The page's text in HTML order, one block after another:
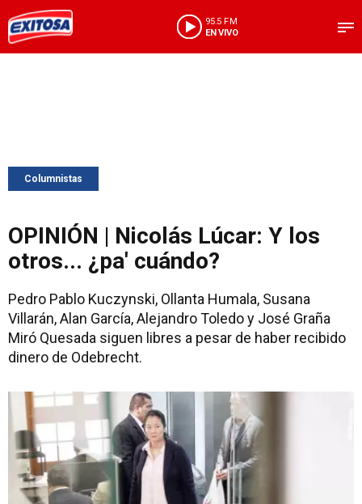
95.5 FM
EN VIVO
Columnistas
OPINIÓN | Nicolás Lúcar: Y los
otros... ¿pa' cuándo?
Pedro Pablo Kuczynski, Ollanta Humala, Susana
Villarán, Alan García, Alejandro Toledo y José Graña
Miró Quesada siguen libres a pesar de haber recibido
dinero de Odebrecht.